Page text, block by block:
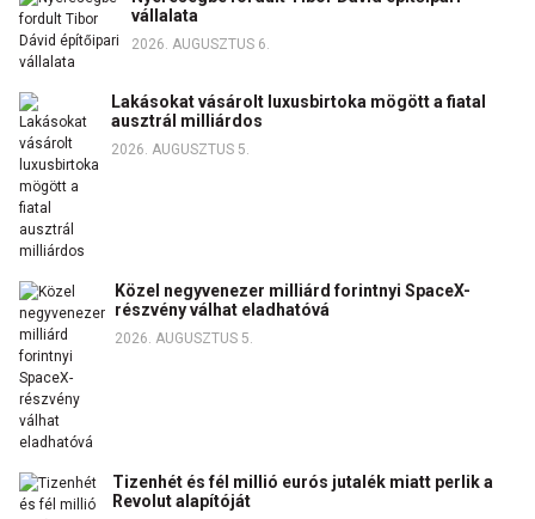
vállalata
2026. AUGUSZTUS 6.
Lakásokat vásárolt luxusbirtoka mögött a fiatal
ausztrál milliárdos
2026. AUGUSZTUS 5.
Közel negyvenezer milliárd forintnyi SpaceX-
részvény válhat eladhatóvá
2026. AUGUSZTUS 5.
Tizenhét és fél millió eurós jutalék miatt perlik a
Revolut alapítóját